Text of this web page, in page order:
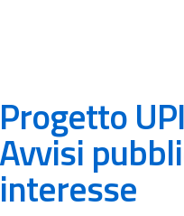
Progetto
Avvisi
interesse